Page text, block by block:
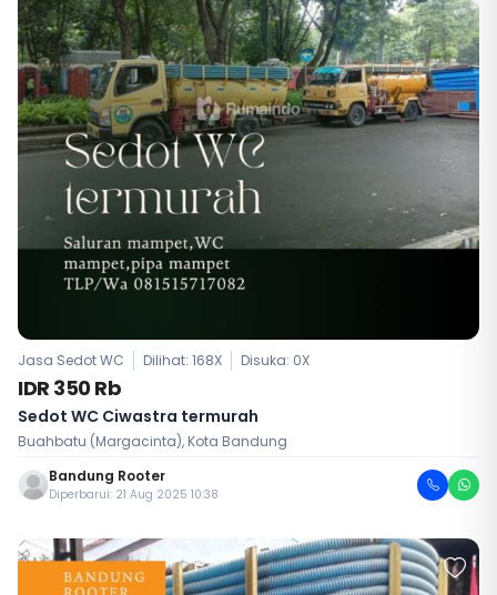
Jasa Sedot WC Dilihat: 168X Disuka: 0X
IDR 350 Rb
Sedot WC Ciwastra termurah
Buahbatu (Margacinta), Kota Bandung
Bandung Rooter
Diperbarui: 21 Aug 2025 10:38